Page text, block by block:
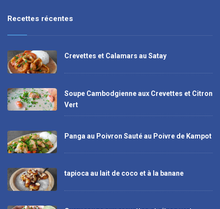
Recettes récentes
Crevettes et Calamars au Satay
Soupe Cambodgienne aux Crevettes et Citron
Vert
Panga au Poivron Sauté au Poivre de Kampot
tapioca au lait de coco et à la banane